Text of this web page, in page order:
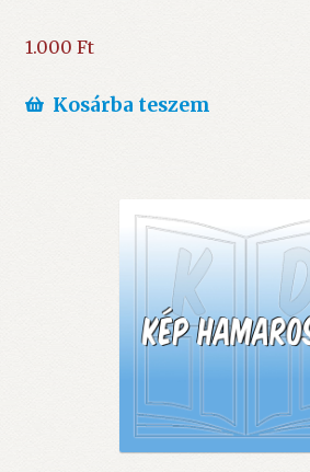
1.000 Ft
Kosárba teszem